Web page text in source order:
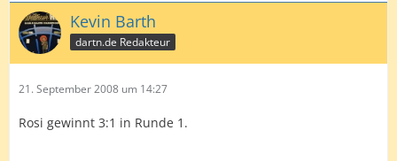
Kevin Barth
dartn.de Redakteur
21. September 2008 um 14:27
Rosi gewinnt 3:1 in Runde 1.